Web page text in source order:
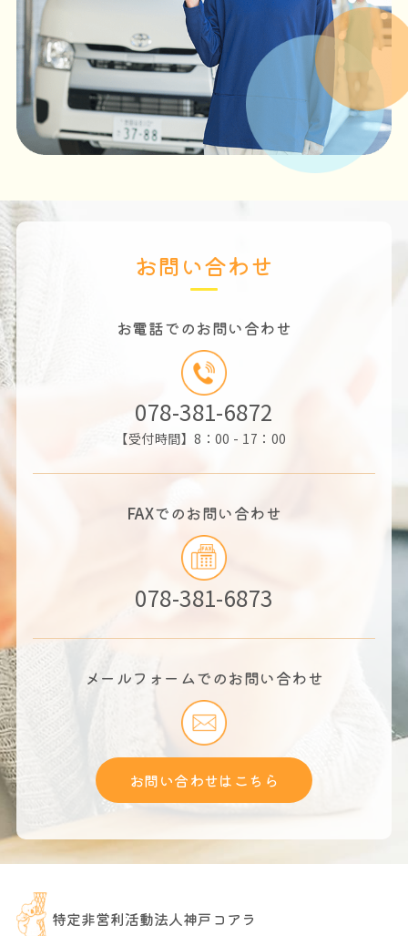
お問い合わせ
お電話でのお問い合わせ
078-381-6872
【受付時間】8：00 - 17：00
FAXでのお問い合わせ
078-381-6873
メールフォームでのお問い合わせ
お問い合わせはこちら
特定非営利活動法人神戸コアラ